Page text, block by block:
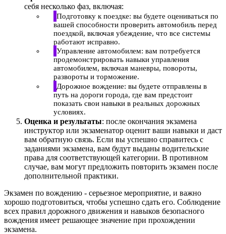
себя несколько фаз, включая:
Подготовку к поездке: вы будете оцениваться по
вашей способности проверить автомобиль перед
поездкой, включая убеждение, что все системы
работают исправно.
Управление автомобилем: вам потребуется
продемонстрировать навыки управления
автомобилем, включая маневры, повороты,
развороты и торможение.
Дорожное вождение: вы будете отправлены в
путь на дороги города, где вам предстоит
показать свои навыки в реальных дорожных
условиях.
Оценка и результаты: после окончания экзамена
инструктор или экзаменатор оценит ваши навыки и даст
вам обратную связь. Если вы успешно справитесь с
заданиями экзамена, вам будут выданы водительские
права для соответствующей категории. В противном
случае, вам могут предложить повторить экзамен после
дополнительной практики.
Экзамен по вождению - серьезное мероприятие, и важно
хорошо подготовиться, чтобы успешно сдать его. Соблюдение
всех правил дорожного движения и навыков безопасного
вождения имеет решающее значение при прохождении
экзамена.